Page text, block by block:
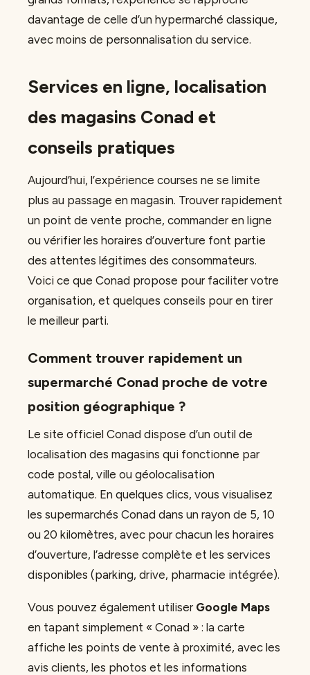
davantage de celle d’un hypermarché classique,
avec moins de personnalisation du service.
Services en ligne, localisation
des magasins Conad et
conseils pratiques
Aujourd’hui, l’expérience courses ne se limite
plus au passage en magasin. Trouver rapidement
un point de vente proche, commander en ligne
ou vérifier les horaires d’ouverture font partie
des attentes légitimes des consommateurs.
Voici ce que Conad propose pour faciliter votre
organisation, et quelques conseils pour en tirer
le meilleur parti.
Comment trouver rapidement un
supermarché Conad proche de votre
position géographique ?
Le site officiel Conad dispose d’un outil de
localisation des magasins qui fonctionne par
code postal, ville ou géolocalisation
automatique. En quelques clics, vous visualisez
les supermarchés Conad dans un rayon de 5, 10
ou 20 kilomètres, avec pour chacun les horaires
d’ouverture, l’adresse complète et les services
disponibles (parking, drive, pharmacie intégrée).
Vous pouvez également utiliser Google Maps
en tapant simplement « Conad » : la carte
affiche les points de vente à proximité, avec les
avis clients, les photos et les informations